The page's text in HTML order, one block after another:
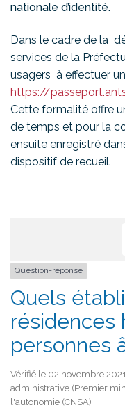
nationale d’identité.
Dans le cadre de la
services de la
usagers à effectuer
https://
Cette formalité offre
de temps et pour la
ensuite enregistré
dispositif de recueil.
Question-réponse
Quels
résidences
personnes
Vérifié le 02 novembre
administrative (Premier
l'autonomie (CNSA)